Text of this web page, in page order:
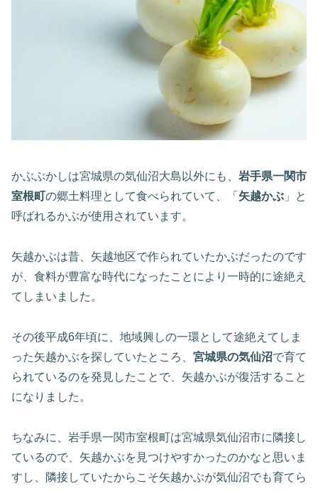
かぶぶかしは宮城県の気仙沼大島以外にも、 岩手県一関市
室根町の郷土料理として食べられていて、「 矢越かぶ 」と
呼ばれるかぶが使用されています。
矢越かぶは昔、矢越地区で作られていたかぶだったのです
が、食料が豊富な時代になったことにより一時的に途絶え
てしまいました。
その後平成6年頃に、地域興しの一環として途絶えてしま
った矢越かぶを探していたところ、 宮城県の気仙沼で育て
られているのを発見したことで、矢越かぶが復活すること
になりました。
ちなみに、岩手県一関市室根町は宮城県気仙沼市に隣接し
ているので、矢越かぶを見つけやすかったのかなと思いま
すし、隣接していたからこそ矢越かぶが気仙沼でも育てら